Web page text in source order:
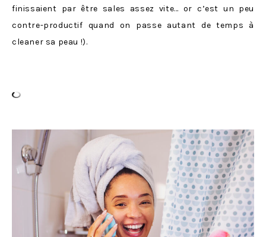
finissaient par être sales assez vite… or c’est un peu
contre-productif quand on passe autant de temps à
cleaner sa peau !).